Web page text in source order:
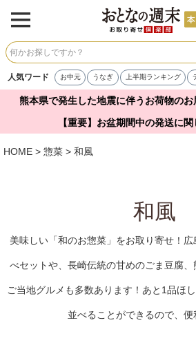
人気ワード お中元 うなぎ 上半期ランキング
熊本県で発生した地震に伴うお荷物の
【重要】お盆期間中の発送
HOME 惣菜 和風
和風
美味しい「和のお惣菜」をお取り寄せ！
べセットや、長崎伝統の甘めのごま豆腐、
ご当地グルメも多数あります！あと1品ほ
並べることができるので、便